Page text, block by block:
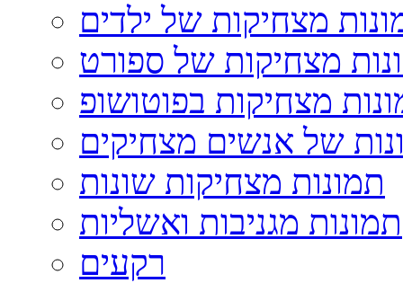
מצחיקות של ילדים
מצחיקות של ספורט
מצחיקות בפוטושופ
של אנשים מצחיקים
תמונות מצחיקות שונות
תמונות מגניבות ואשליות
רקעים